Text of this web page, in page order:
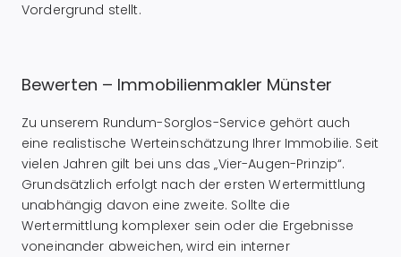
Vordergrund stellt.
Bewerten – Immobilienmakler Münster
Zu unserem Rundum-Sorglos-Service gehört auch
eine realistische Werteinschätzung Ihrer Immobilie. Seit
vielen Jahren gilt bei uns das „Vier-Augen-Prinzip“.
Grundsätzlich erfolgt nach der ersten Wertermittlung
unabhängig davon eine zweite. Sollte die
Wertermittlung komplexer sein oder die Ergebnisse
voneinander abweichen, wird ein interner